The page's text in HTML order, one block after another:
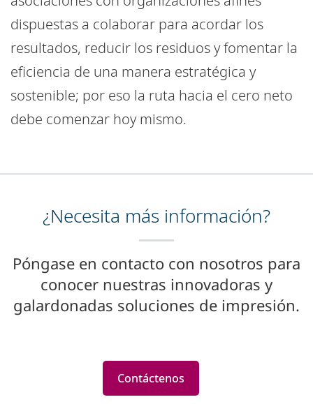
dispuestas a colaborar para acordar los
resultados, reducir los residuos y fomentar la
eficiencia de una manera estratégica y
sostenible; por eso la ruta hacia el cero neto
debe comenzar hoy mismo.
¿Necesita más información?
Póngase en contacto con nosotros para
conocer nuestras innovadoras y
galardonadas soluciones de impresión.
Contáctenos